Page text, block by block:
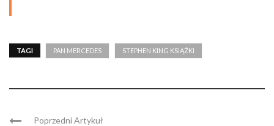
TAGI PAN MERCEDES STEPHEN KING KSIĄŻKI
Poprzedni Artykuł